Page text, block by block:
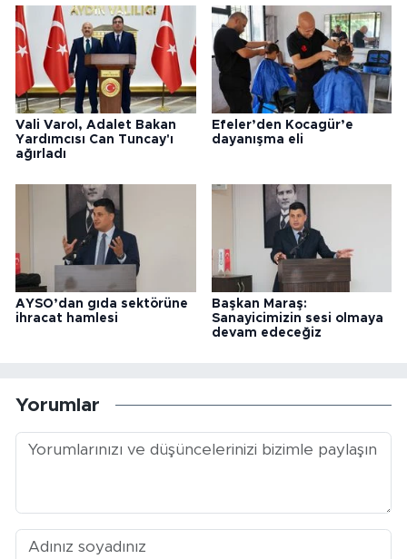
Vali Varol, Adalet Bakan
Yardımcısı Can Tuncay'ı
ağırladı
Efeler’den Kocagür’e
dayanışma eli
AYSO’dan gıda sektörüne
ihracat hamlesi
Başkan Maraş:
Sanayicimizin sesi olmaya
devam edeceğiz
Yorumlar